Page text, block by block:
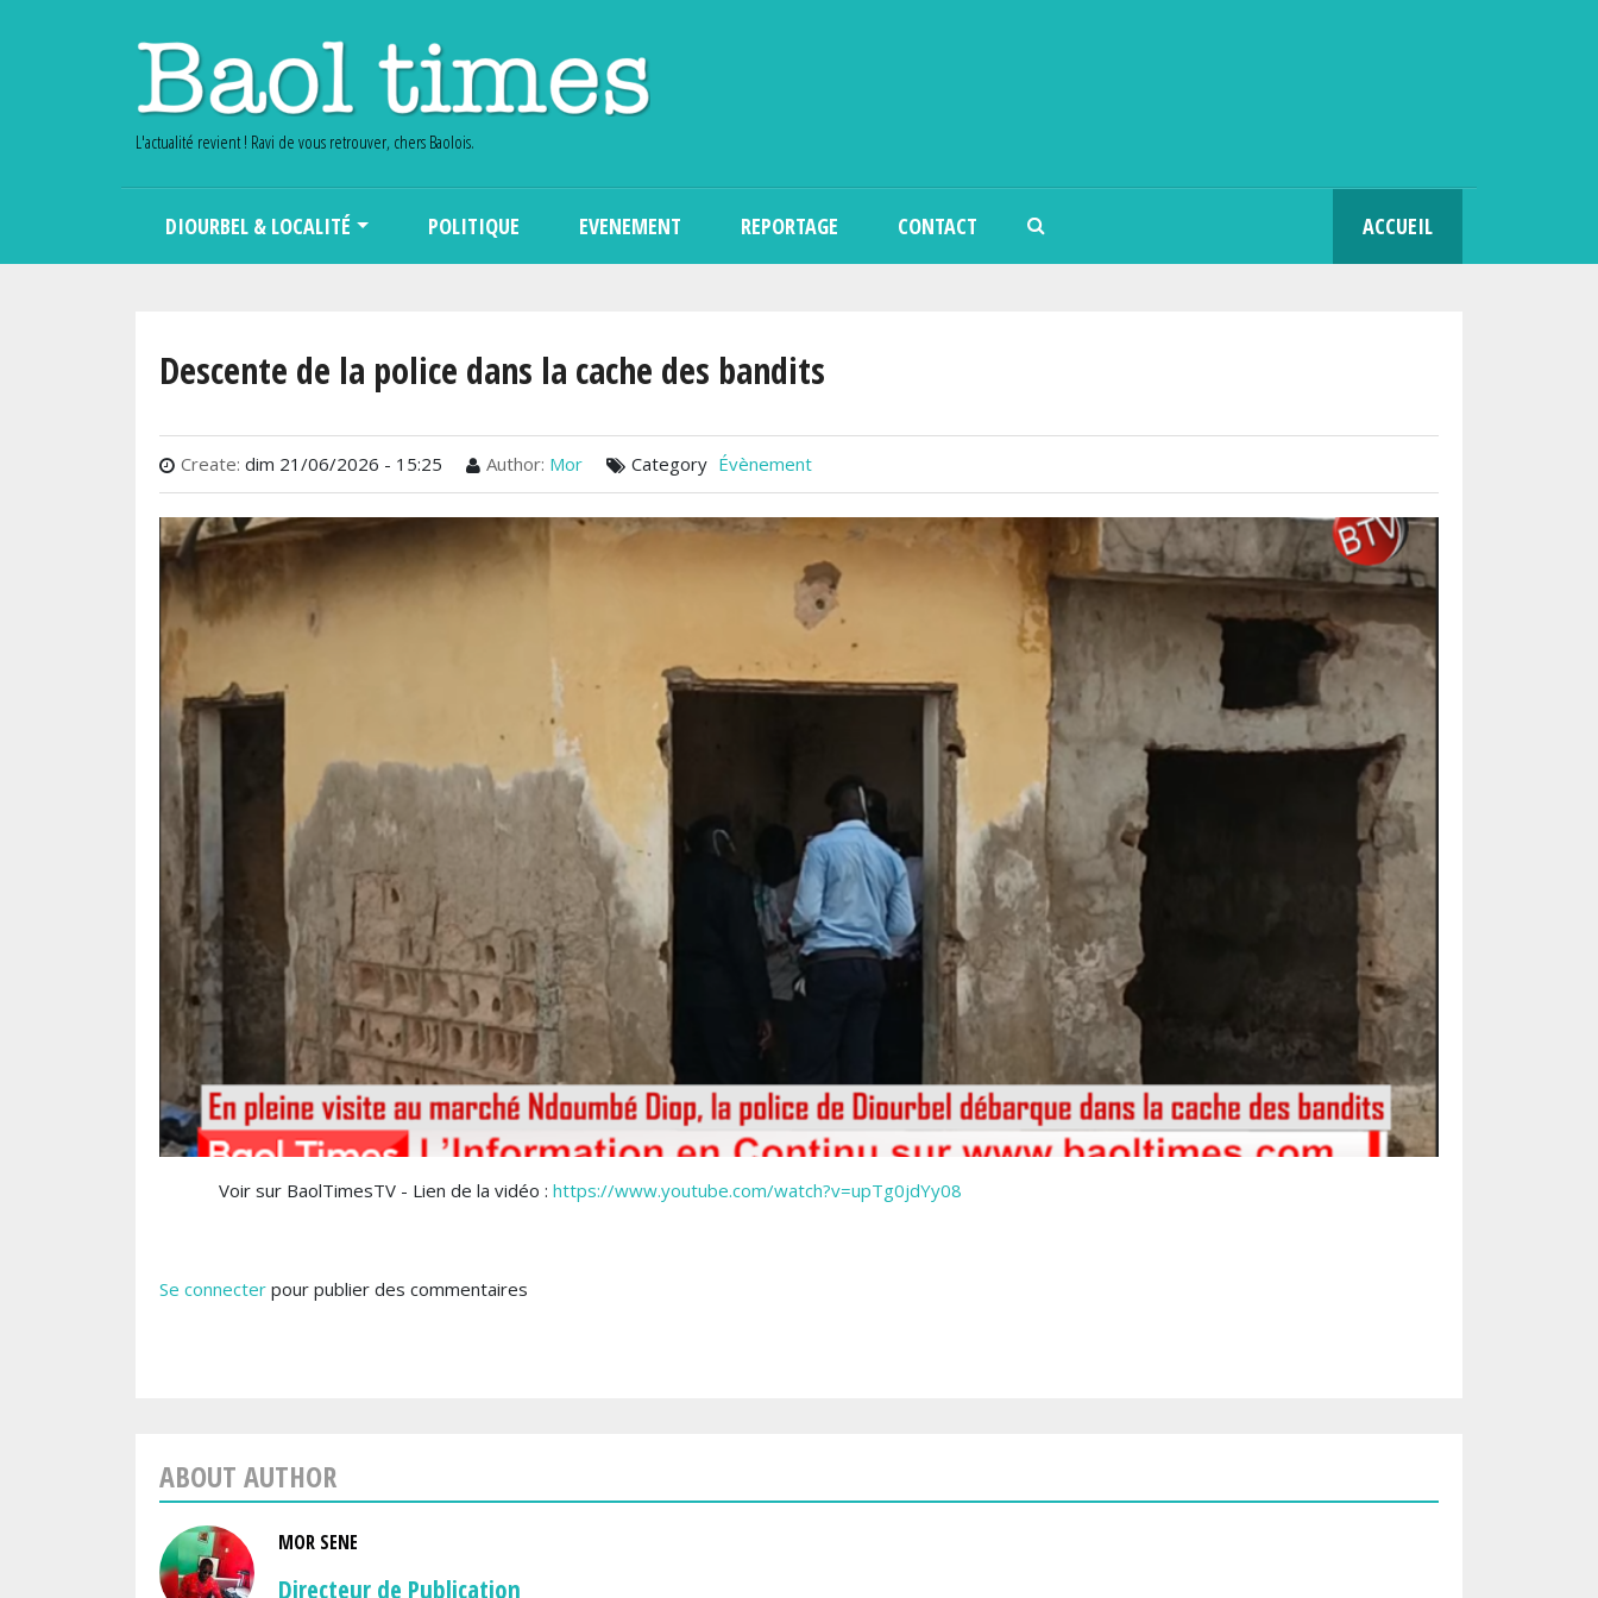
L'actualité revient ! Ravi de vous retrouver, chers Baolois.
DIOURBEL & LOCALITÉ POLITIQUE EVENEMENT REPORTAGE CONTACT ACCUEIL
Descente de la police dans la cache des bandits
Create: dim 21/06/2026 - 15:25 Author: Mor Category Évènement
Voir sur BaolTimesTV - Lien de la vidéo : https://www.youtube.com/watch?v=upTg0jdYy08
Se connecter pour publier des commentaires
ABOUT AUTHOR
MOR SENE
Directeur de Publication